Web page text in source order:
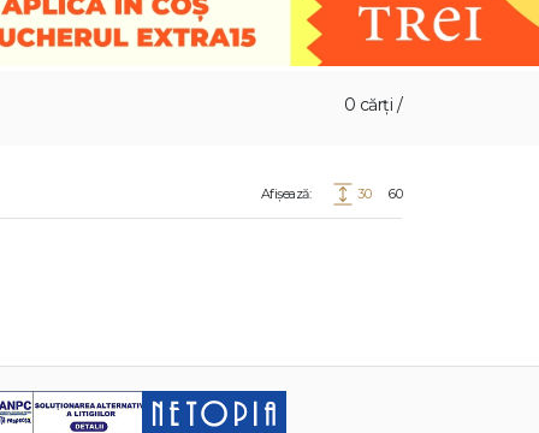
0 cărți /
Afișează: 30 60